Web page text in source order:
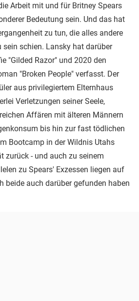
Arbeit mit und für Britney Spears
Bedeutung sein. Und das hat
zu tun, die alles andere
sein schien. Lansky hat darüber
"Gilded Razor" und 2020 den
"Broken People" verfasst. Der
aus privilegiertem Elternhaus
Verletzungen seiner Seele,
Affären mit älteren Männern
bis hin zur fast tödlichen
Bootcamp in der Wildnis Utahs
zurück - und auch zu seinem
zu Spears' Exzessen liegen auf
beide auch darüber gefunden haben